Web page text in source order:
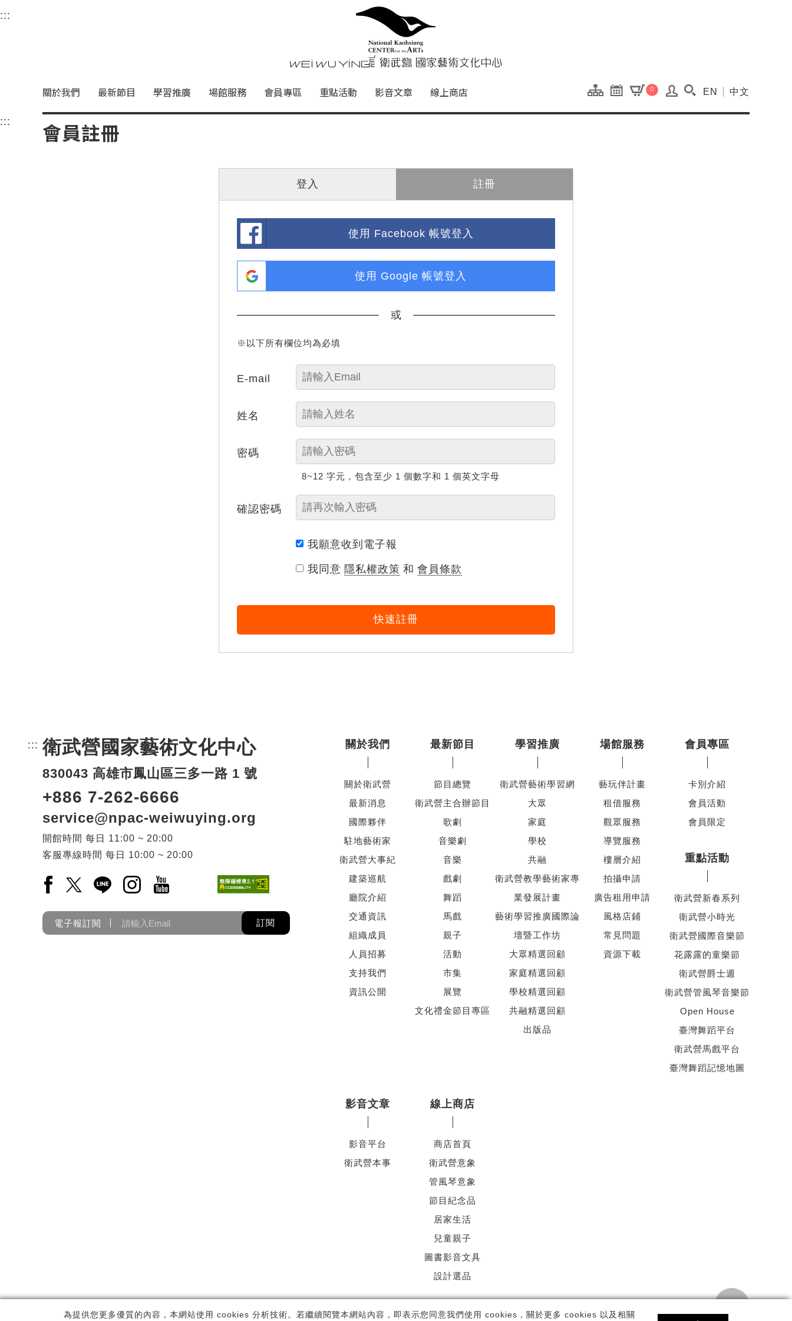
衛武營國家藝術文化中心
中央內容區塊，為本頁主要內容區。
::: 衛武營國家藝術文化中心 National
關於我們 最新節目 學習推廣 場館服務 會員專區 重點活動 影音文章 線上商店 0 搜尋(開啟搜尋視窗)
EN 中文
::: 中央內容區塊，為本頁主要內容區。
會員註冊
登入 註冊
使用 Facebook 帳號登入
使用 Google 帳號登入
或
※以下所有欄位均為必填
E-mail
姓名
密碼
8~12 字元，包含至少 1 個數字和 1 個英文字母
確認密碼
我願意收到電子報
我同意 隱私權政策 和 會員條款
快速註冊
為提供您更多優質的內容，本網站使用 cookies 分析技術。若繼續閱覽本網站內容，即表示您同意我們使用 cookies，關於更多 cookies 以及相關
::: 頁尾網站資訊。
衛武營國家藝術文化中心
830043 高雄市鳳山區三多一路 1 號
+886 7-262-6666
service@npac-weiwuying.org
開館時間 每日
11:00 ~ 20:00
客服專線時間 每日 10:00 ~ 20:00
Facebook(另開新視窗)
X(另開新視窗)
LINE(另開新視窗)
Instagram(另開新視窗)
YouTube(另開新視窗)
電子報訂閱 訂閱
關於我們
關於衛武營
最新消息
國際夥伴
駐地藝術家
衛武營大事紀
建築巡航
廳院介紹
交通資訊
組織成員
人員招募
支持我們
資訊公開
最新節目
節目總覽
衛武營主合辦節目
歌劇
音樂劇
音樂
戲劇
舞蹈
馬戲
親子
活動
市集
展覽
文化禮金節目專區
學習推廣
衛武營藝術學習網
大眾
家庭
學校
共融
衛武營教學藝術家專
業發展計畫
藝術學習推廣國際論
壇暨工作坊
大眾精選回顧
家庭精選回顧
學校精選回顧
共融精選回顧
出版品
場館服務
藝玩伴計畫
租借服務
觀眾服務
導覽服務
樓層介紹
拍攝申請
廣告租用申請
風格店鋪
常見問題
資源下載
會員專區
卡別介紹
會員活動
會員限定
重點活動
衛武營新春系列
衛武營小時光
衛武營國際音樂節
花露露的童樂節
衛武營爵士週
衛武營管風琴音樂節
Open House
臺灣舞蹈平台
衛武營馬戲平台
臺灣舞蹈記憶地圖
影音文章
影音平台
衛武營本事
線上商店
商店首頁
衛武營意象
管風琴意象
節目紀念品
居家生活
兒童親子
圖書影音文具
設計選品